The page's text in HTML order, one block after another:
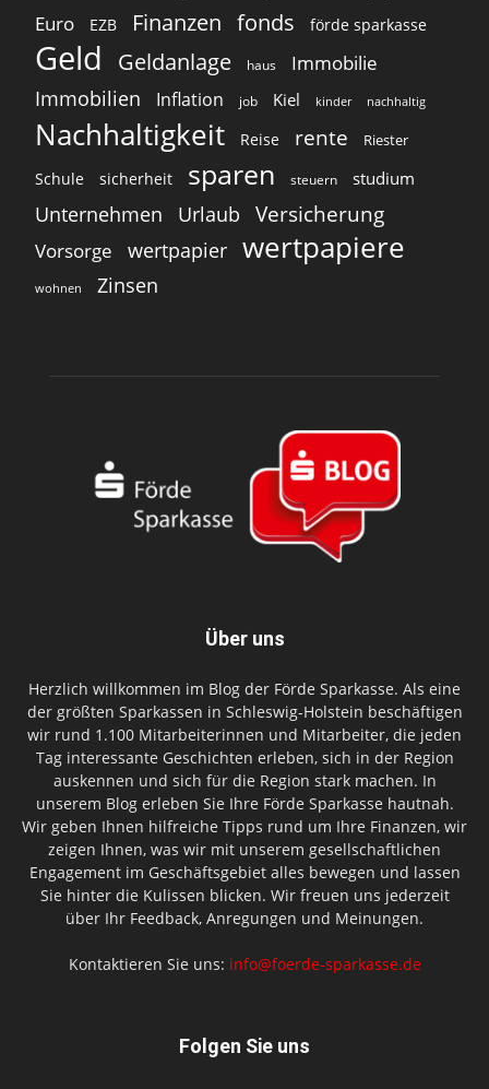
Euro EZB Finanzen fonds förde sparkasse
Geld Geldanlage haus Immobilie
Immobilien Inflation job Kiel kinder nachhaltig
Nachhaltigkeit Reise rente Riester
Schule sicherheit sparen steuern studium
Unternehmen Urlaub Versicherung
Vorsorge wertpapier wertpapiere
wohnen Zinsen
Über uns
Herzlich willkommen im Blog der Förde Sparkasse. Als eine
der größten Sparkassen in Schleswig-Holstein beschäftigen
wir rund 1.100 Mitarbeiterinnen und Mitarbeiter, die jeden
Tag interessante Geschichten erleben, sich in der Region
auskennen und sich für die Region stark machen. In
unserem Blog erleben Sie Ihre Förde Sparkasse hautnah.
Wir geben Ihnen hilfreiche Tipps rund um Ihre Finanzen, wir
zeigen Ihnen, was wir mit unserem gesellschaftlichen
Engagement im Geschäftsgebiet alles bewegen und lassen
Sie hinter die Kulissen blicken. Wir freuen uns jederzeit
über Ihr Feedback, Anregungen und Meinungen.
Kontaktieren Sie uns: info@foerde-sparkasse.de
Folgen Sie uns